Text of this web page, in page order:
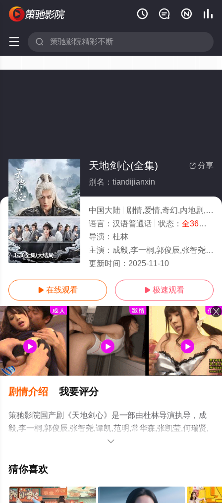
   
 
1-36全集/大结局
 分享
天地剑心(全集)
别名：tiandijianxin
中国大陆
剧情,爱情,奇幻,内地剧,国产
语言： 汉语普通话 状态： 全36集
导演： 杜林
主演： 成毅,李一桐,郭俊辰,张智尧,谭凯,范明,常华森,张凯莹,何瑞贤,佟梦实,加奈那,王弘毅,毛晓慧,卢靖姗,晏云璟
更新时间： 2025-11-10
 在线观看  极速观看
剧情介绍 我要评分
策驰影院国产剧《天地剑心》是一部由杜林导演执导，成
毅,李一桐,郭俊辰,张智尧,谭凯,范明,常华森,张凯莹,何瑞贤,
佟梦实,加奈那,王弘毅,毛晓慧,卢靖姗,晏云璟等明星精彩演
手机免费观看高清无删减完整版电视剧全集就上策驰电影
等平台了解。

猜你喜欢